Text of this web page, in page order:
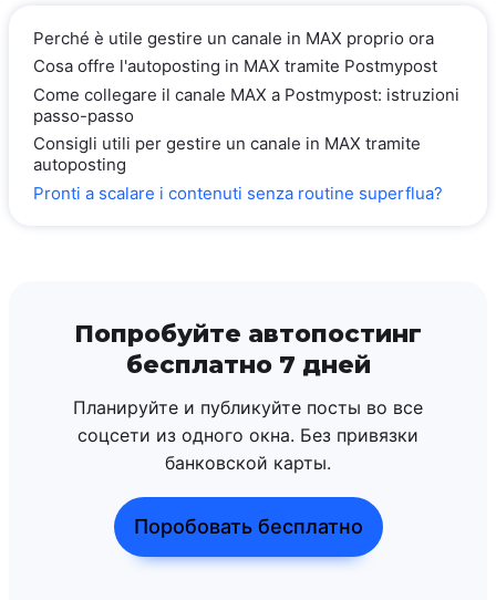
Perché è utile gestire un canale in MAX proprio ora
Cosa offre l'autoposting in MAX tramite Postmypost
Come collegare il canale MAX a Postmypost: istruzioni
passo-passo
Consigli utili per gestire un canale in MAX tramite
autoposting
Pronti a scalare i contenuti senza routine superflua?
Попробуйте автопостинг
бесплатно 7 дней
Планируйте и публикуйте посты во все
соцсети из одного окна. Без привязки
банковской карты.
Поробовать бесплатно